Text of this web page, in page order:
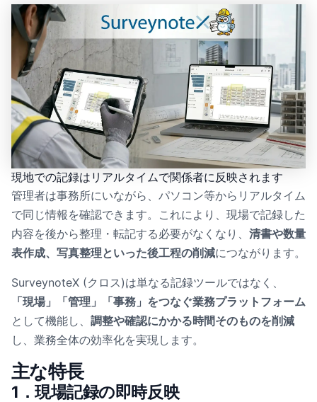
現地での記録はリアルタイムで関係者に反映されます
管理者は事務所にいながら、パソコン等からリアルタイム
で同じ情報を確認できます。これにより、現場で記録した
内容を後から整理・転記する必要がなくなり、 清書や数量
表作成、写真整理といった後工程の削減につながります。
SurveynoteX (クロス)は単なる記録ツールではなく、
「現場」「管理」「事務」をつなぐ業務プラットフォーム
として機能し、 調整や確認にかかる時間そのものを削減
し、業務全体の効率化を実現します。
主な特長
1．現場記録の即時反映